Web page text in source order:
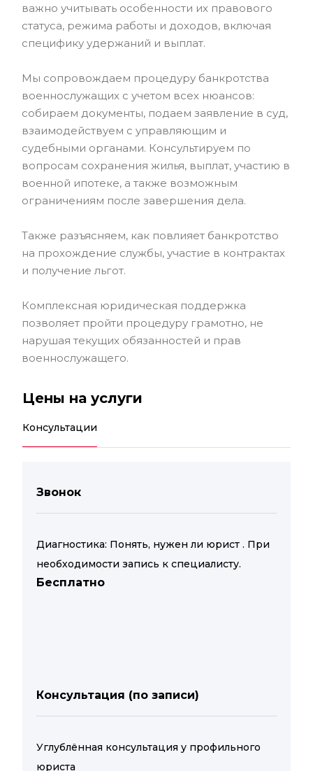
важно учитывать особенности их правового
статуса, режима работы и доходов, включая
специфику удержаний и выплат.
Мы сопровождаем процедуру банкротства
военнослужащих с учетом всех нюансов:
собираем документы, подаем заявление в суд,
взаимодействуем с управляющим и
судебными органами. Консультируем по
вопросам сохранения жилья, выплат, участию в
военной ипотеке, а также возможным
ограничениям после завершения дела.
Также разъясняем, как повлияет банкротство
на прохождение службы, участие в контрактах
и получение льгот.
Комплексная юридическая поддержка
позволяет пройти процедуру грамотно, не
нарушая текущих обязанностей и прав
военнослужащего.
Цены на услуги
Консультации
Звонок
Диагностика: Понять, нужен ли юрист . При
необходимости запись к специалисту.
Бесплатно
Консультация (по записи)
Углублённая консультация у профильного
юриста